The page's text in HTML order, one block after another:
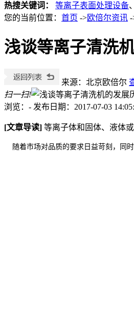
热搜关键词： 等离子表面处理设备、
您的当前位置： 首页 ->欧倍尔资讯 -
浅谈等离子清洗
来源：北京欧倍尔
扫一扫!
浏览： - 发布日期：2017-07-03
[文章导读] 等离子体和固体、液体
随着市场对品质的要求日益苛刻，同